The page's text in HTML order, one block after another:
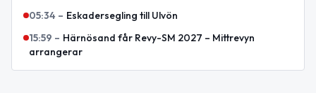
05:34 – Eskadersegling till Ulvön
15:59 – Härnösand får Revy-SM 2027 – Mittrevyn
arrangerar